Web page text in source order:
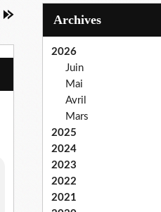
Archives
2026
Juin
Mai
Avril
Mars
2025
2024
2023
2022
2021